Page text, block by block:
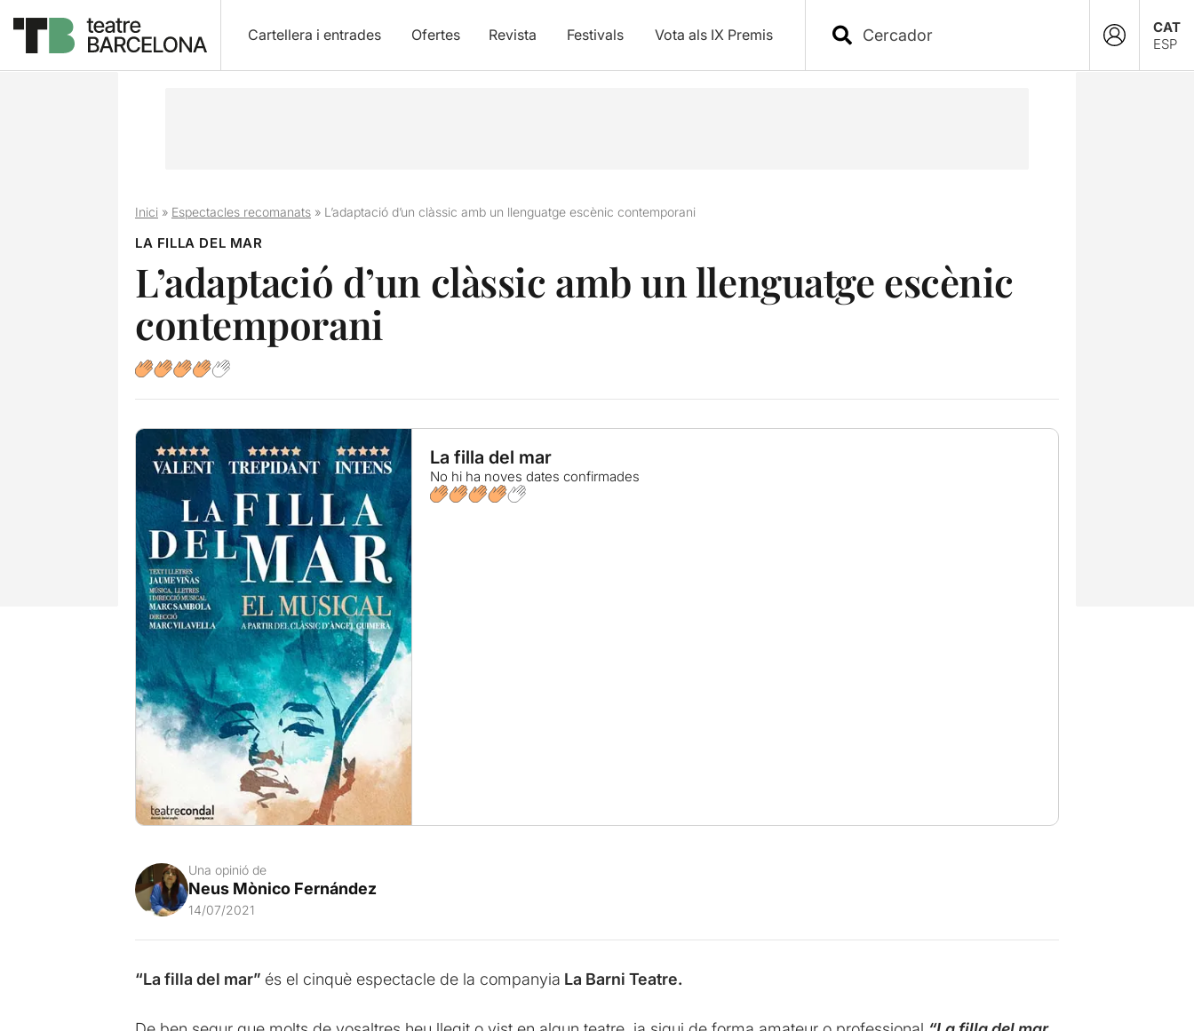
Cartellera i entrades Ofertes Revista Festivals Vota als IX Premis
CAT
ESP
Inici» Espectacles recomanats» L’adaptació d’un clàssic amb un llenguatge escènic contemporani
LA FILLA DEL MAR
L’adaptació d’un clàssic amb un llenguatge escènic
contemporani
La filla del mar
No hi ha noves dates confirmades
Una opinió de
Neus Mònico Fernández
14/07/2021
“La filla del mar” és el cinquè espectacle de la companyia La Barni Teatre.